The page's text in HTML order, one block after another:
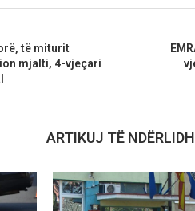
të miturit
mjalti, 4-vjeçari
ARTIKUJ TË